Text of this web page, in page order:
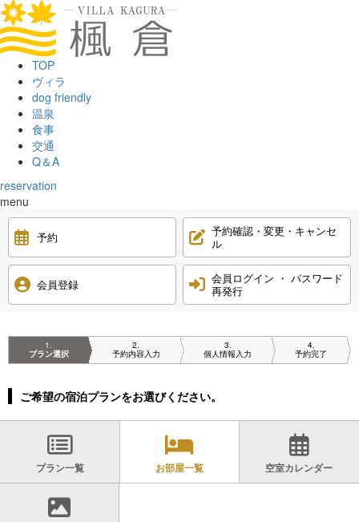
TOP
ヴィラ
dog friendly
温泉
食事
交通
Q＆A
reservation
menu
予約
予約確認・変更・キャンセ
ル
会員登録
会員ログイン ・ パスワード
再発行
1
プラン選択
2
予約内容入力
3
個人情報入力
4
予約完了
ご希望の宿泊プランをお選びください。
プラン一覧 お部屋一覧 空室カレンダー